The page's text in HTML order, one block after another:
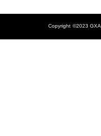
Copyright ©2023